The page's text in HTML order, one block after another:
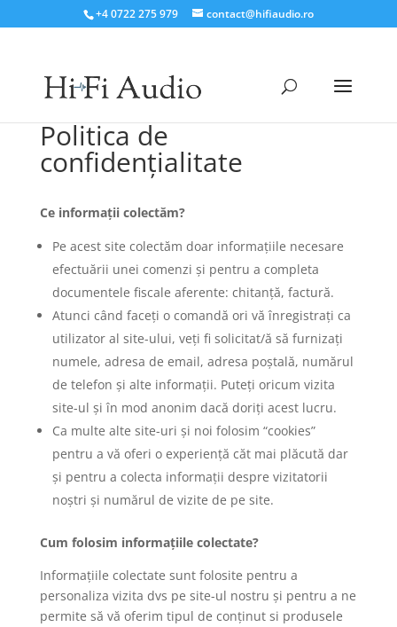
+4 0722 275 979 contact@hifiaudio.ro
Politica de
confidenţialitate
Ce informații colectăm?
Pe acest site colectăm doar informațiile necesare
efectuării unei comenzi și pentru a completa
documentele fiscale aferente: chitanță, factură.
Atunci când faceți o comandă ori vă înregistrați ca
utilizator al site-ului, veți fi solicitat/ă să furnizați
numele, adresa de email, adresa poștală, numărul
de telefon și alte informații. Puteți oricum vizita
site-ul și în mod anonim dacă doriți acest lucru.
Ca multe alte site-uri și noi folosim “cookies”
pentru a vă oferi o experiență căt mai plăcută dar
și pentru a colecta informații despre vizitatorii
noștri și numărul de vizite de pe site.
Cum folosim informațiile colectate?
Informațiile colectate sunt folosite pentru a
personaliza vizita dvs pe site-ul nostru și pentru a ne
permite să vă oferim tipul de conținut si produsele